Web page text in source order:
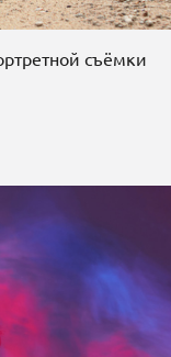
съёмки